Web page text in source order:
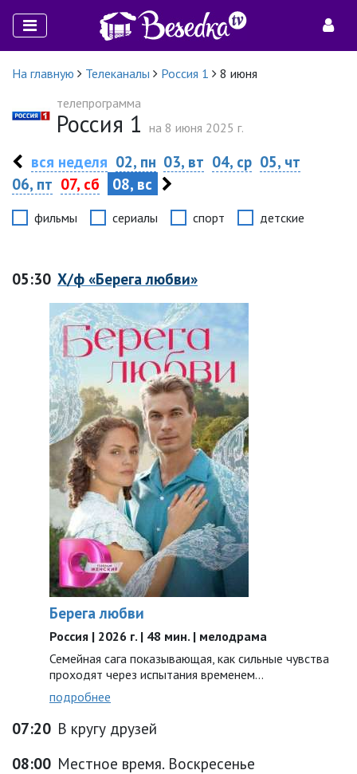
На главную Телеканалы Россия 1
8 июня
телепрограмма
Россия 1 на 8 июня 2025 г.
вся неделя 02, пн 03, вт 04, ср 05, чт
06, пт 07, сб 08, вс
фильмы сериалы спорт детские
05:30 Х/ф «Берега любви»
Берега любви
Россия | 2026 г. | 48 мин. | мелодрама
Семейная сага показывающая, как сильные чувства
проходят через испытания временем…
подробнее
07:20 В кругу друзей
08:00 Местное время. Воскресенье